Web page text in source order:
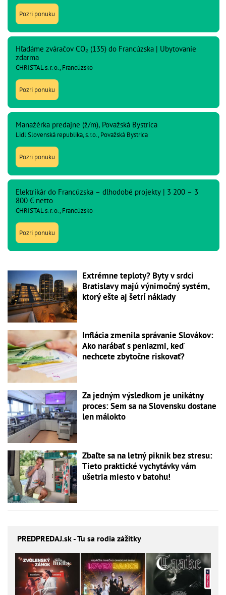
Pozri ponuku
Hľadáme zváračov CO₂ (135) do Francúzska | Ubytovanie
zdarma
CHRISTAL s. r. o., Francúzsko
Pozri ponuku
Manažérka predajne (ž/m), Považská Bystrica
Lidl Slovenská republika, s.r.o., Považská Bystrica
Pozri ponuku
Elektrikár do Francúzska – dlhodobé projekty | 3 200 – 3
800 € netto
CHRISTAL s. r. o., Francúzsko
Pozri ponuku
Extrémne teploty? Byty v srdci
Bratislavy majú výnimočný systém,
ktorý ešte aj šetrí náklady
Inflácia zmenila správanie Slovákov:
Ako narábať s peniazmi, keď
nechcete zbytočne riskovať?
Za jedným výsledkom je unikátny
proces: Sem sa na Slovensku dostane
len málokto
Zbaľte sa na letný piknik bez stresu:
Tieto praktické vychytávky vám
ušetria miesto v batohu!
PREDPREDAJ.sk - Tu sa rodia zážitky